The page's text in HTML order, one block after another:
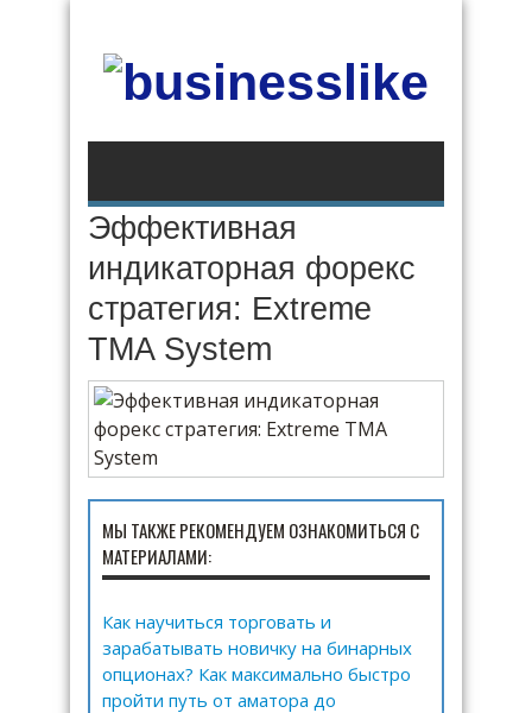
Эффективная
индикаторная форекс
стратегия: Extreme
TMA System
МЫ ТАКЖЕ РЕКОМЕНДУЕМ ОЗНАКОМИТЬСЯ С
МАТЕРИАЛАМИ:
Как научиться торговать и
зарабатывать новичку на бинарных
опционах? Как максимально быстро
пройти путь от аматора до